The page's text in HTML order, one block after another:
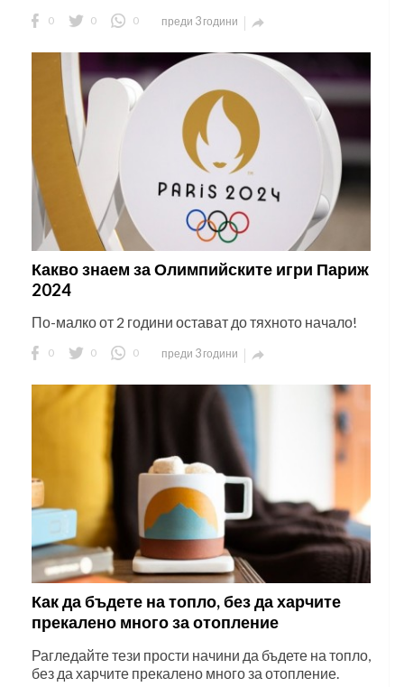
0 0 0 преди 3 години 
Какво знаем за Олимпийските игри Париж
2024
По-малко от 2 години остават до тяхното начало!
0 0 0 преди 3 години 
Как да бъдете на топло, без да харчите
прекалено много за отопление
Рагледайте тези прости начини да бъдете на топло,
без да харчите прекалено много за отопление.